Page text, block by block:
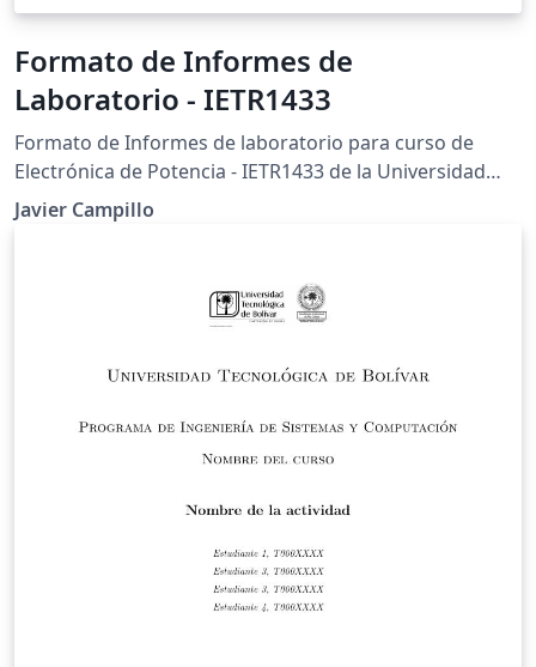
Formato de Informes de
Laboratorio - IETR1433
Formato de Informes de laboratorio para curso de
Electrónica de Potencia - IETR1433 de la Universidad
Tecnológica de Bolívar en Cartagena - Colombia.
Javier Campillo